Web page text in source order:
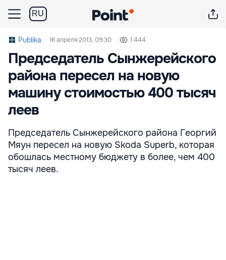
RU
Publika 16 апреля 2013, 09:30 1 444
Председатель Сынжерейского
района пересел на новую
машину стоимостью 400 тысяч
леев
Председатель Сынжерейского района Георгий
Мяун пересел на новую Skoda Superb, которая
обошлась местному бюджету в более, чем 400
тысяч леев.